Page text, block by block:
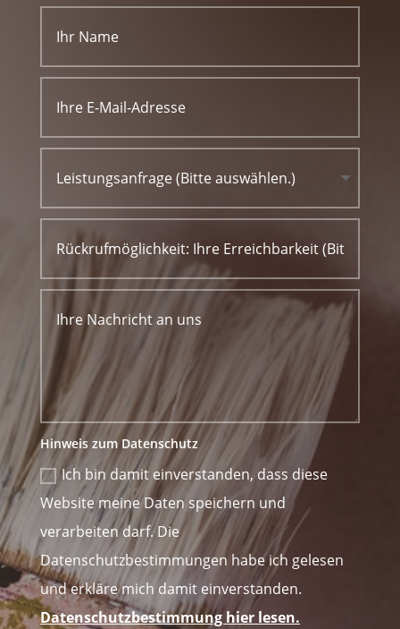
Hinweis zum Datenschutz
Ich bin damit einverstanden, dass diese
Website meine Daten speichern und
verarbeiten darf. Die
Datenschutzbestimmungen habe ich gelesen
und erkläre mich damit einverstanden.
Datenschutzbestimmung hier lesen.